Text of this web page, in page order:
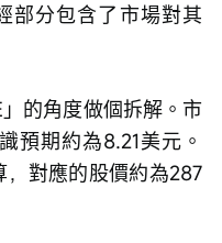
部分包含了市場對其
的角度做個拆解。市
預期約為8.21美元。
對應的股價約為287